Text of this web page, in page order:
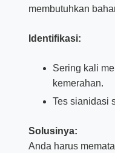
membutuhkan
Identifikasi:
Sering kali
kemerahan.
Tes sianidasi
Solusinya:
Anda harus